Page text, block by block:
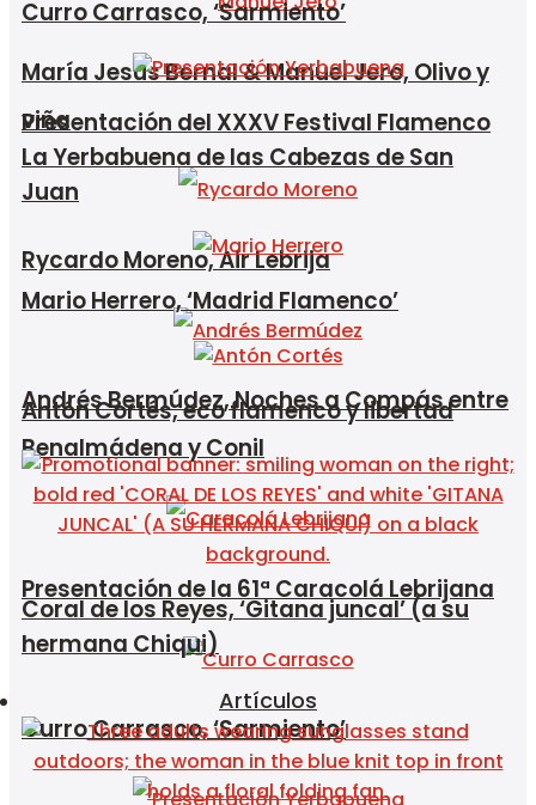
María Jesús Bernal & Manuel Jero, Olivo y
viña
Rycardo Moreno, Air Lebrija
Andrés Bermúdez, Noches a Compás entre
Benalmádena y Conil
Presentación de la 61ª Caracolá Lebrijana
Curro Carrasco, ‘Sarmiento’
Curro Carrasco, ‘Sarmiento’
Presentación del XXXV Festival Flamenco
La Yerbabuena de las Cabezas de San
Juan
Mario Herrero, ‘Madrid Flamenco’
Antón Cortés, eco flamenco y libertad
Coral de los Reyes, ‘Gitana juncal’ (a su
hermana Chiqui)
Artículos